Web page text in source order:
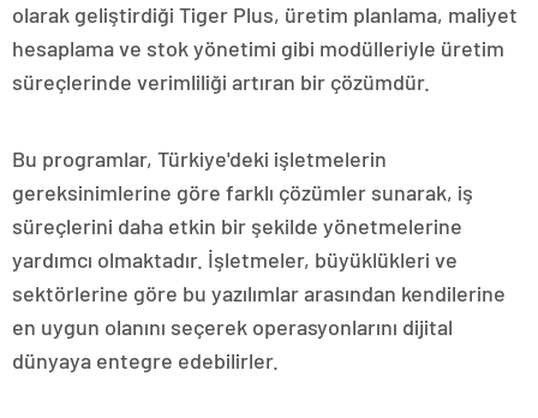
olarak geliştirdiği Tiger Plus, üretim planlama, maliyet
hesaplama ve stok yönetimi gibi modülleriyle üretim
süreçlerinde verimliliği artıran bir çözümdür.
Bu programlar, Türkiye'deki işletmelerin
gereksinimlerine göre farklı çözümler sunarak, iş
süreçlerini daha etkin bir şekilde yönetmelerine
yardımcı olmaktadır. İşletmeler, büyüklükleri ve
sektörlerine göre bu yazılımlar arasından kendilerine
en uygun olanını seçerek operasyonlarını dijital
dünyaya entegre edebilirler.